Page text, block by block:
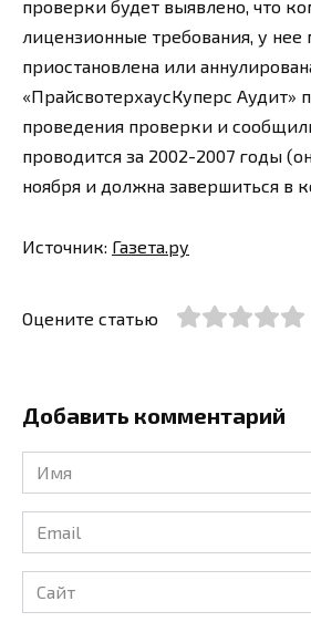
проверки будет выявлено, что
лицензионные требования, у
приостановлена или
«ПрайсвотерхаусКуперс Аудит»
проведения проверки и
проводится за 2002-2007 годы
ноября и должна завершиться в
Источник: Газета.ру
Оцените статью
Добавить комментарий
Имя
*
Email
*
Сайт